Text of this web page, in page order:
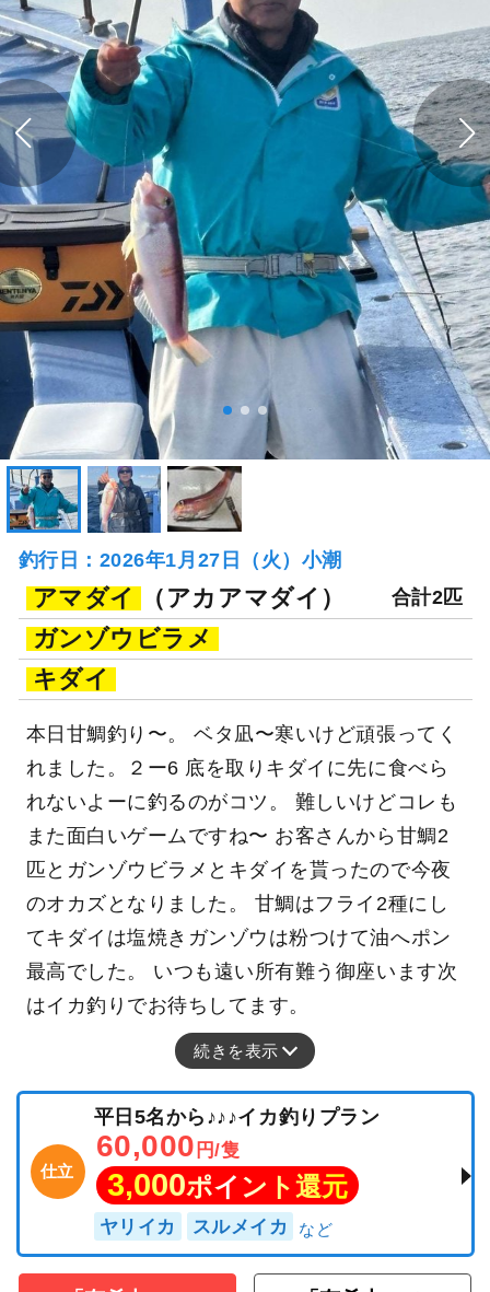
釣行日：2026年1月27日（火）小潮
アマダイ （アカアマダイ） 合計2匹
ガンゾウビラメ
キダイ
本日甘鯛釣り〜。 ベタ凪〜寒いけど頑張ってく
れました。２ー6 底を取りキダイに先に食べら
れないよーに釣るのがコツ。 難しいけどコレも
また面白いゲームですね〜 お客さんから甘鯛2
匹とガンゾウビラメとキダイを貰ったので今夜
のオカズとなりました。 甘鯛はフライ2種にし
てキダイは塩焼きガンゾウは粉つけて油へポン
最高でした。 いつも遠い所有難う御座います次
はイカ釣りでお待ちしてます。
続きを表示
仕立
平日5名から♪♪♪イカ釣りプラン
60,000 円/隻
3,000ポイント還元
ヤリイカ スルメイカ